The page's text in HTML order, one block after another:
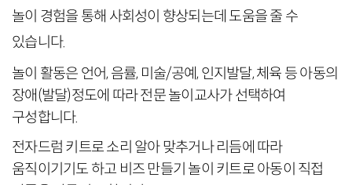
놀이 경험을 통해 사회성이 향상되는데 도움을 줄 수
있습니다.
놀이 활동은 언어, 음률, 미술/공예, 인지발달, 체육 등 아동의
장애(발달)정도에 따라 전문 놀이교사가 선택하여
구성합니다.
전자드럼 키트로 소리 알아 맞추거나 리듬에 따라
움직이기기도 하고 비즈 만들기 놀이 키트로 아동이 직접